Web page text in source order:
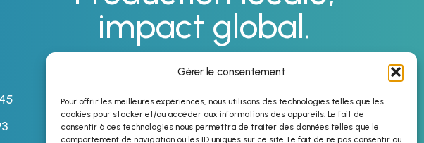
Gérer le consentement
Pour offrir les meilleures expériences, nous utilisons des technologies telles que les
cookies pour stocker et/ou accéder aux informations des appareils. Le fait de
consentir à ces technologies nous permettra de traiter des données telles que le
comportement de navigation ou les ID uniques sur ce site. Le fait de ne pas consentir ou
impact global.